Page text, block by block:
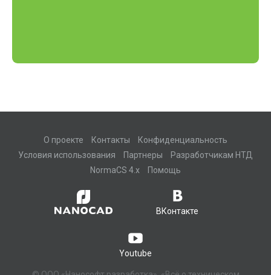
О проекте Контакты
Конфиденциальность
Условия использования
Партнеры
Разработчикам НТД
NormaCS 4.x
Помощь
ВКонтакте
Youtube